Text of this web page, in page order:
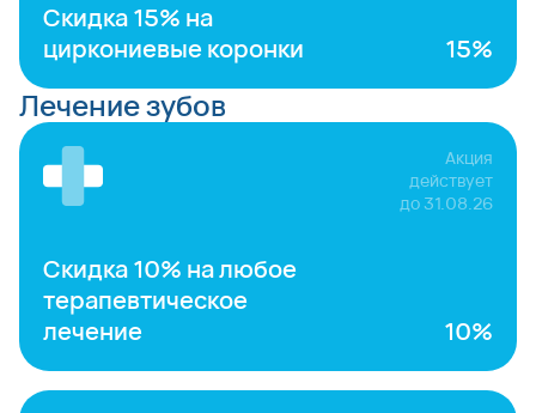
Скидка 15% на
циркониевые коронки
15%
Лечение зубов
Акция
действует
до31.08.26
Скидка 10% на любое
терапевтическое
лечение
10%